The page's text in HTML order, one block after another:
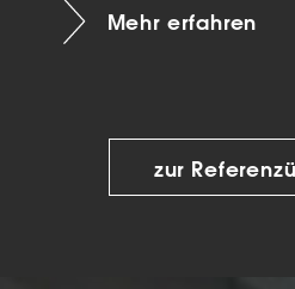
Mehr erfahren
zur